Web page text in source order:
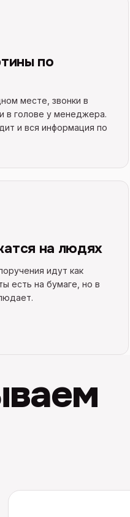
по
месте, звонки в
в голове у менеджера.
и вся информация по
на людях
идут как
есть на бумаге, но в